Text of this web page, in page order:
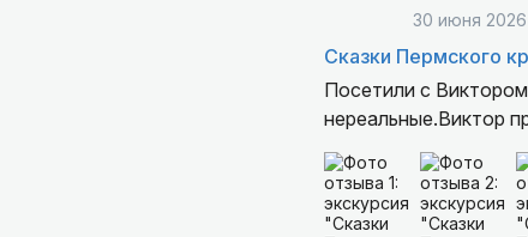
30 июня 2026
Сказки Пермского
Посетили с
нереальные.Виктор